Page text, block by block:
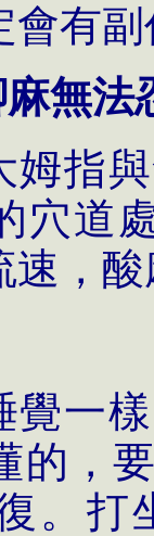
會有
無法
姆指
穴道
速，
覺一
的，
。打